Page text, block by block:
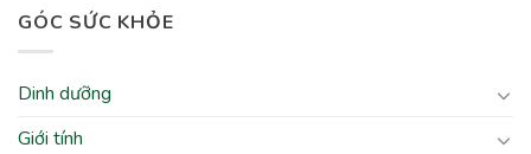
GÓC SỨC KHỎE
Dinh dưỡng
Giới tính